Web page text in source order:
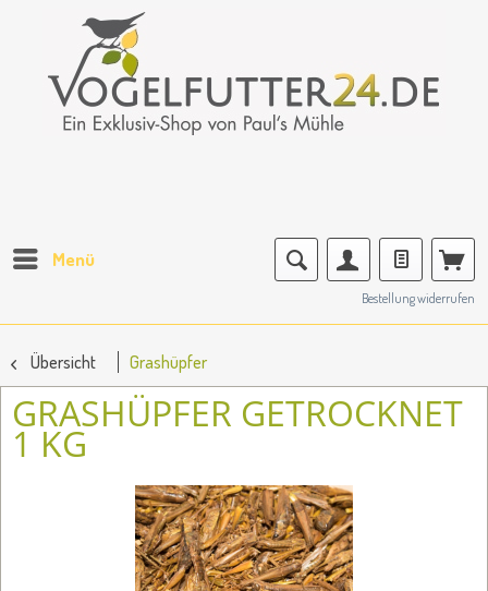
Menü
Bestellung widerrufen
Übersicht Grashüpfer
GRASHÜPFER GETROCKNET
1 KG